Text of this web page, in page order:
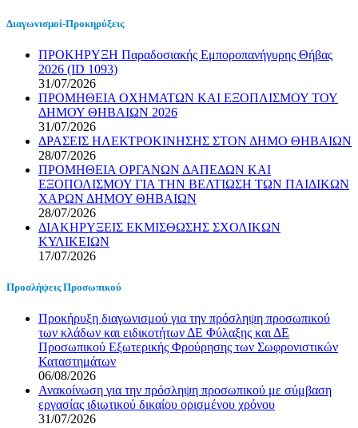
Διαγωνισμοί-Προκηρύξεις
ΠΡΟΚΗΡΥΞΗ Παραδοσιακής Εμποροπανήγυρης Θήβας
2026 (ID 1093)
31/07/2026
ΠΡΟΜΗΘΕΙΑ ΟΧΗΜΑΤΩΝ ΚΑΙ ΕΞΟΠΛΙΣΜΟΥ ΤΟΥ
ΔΗΜΟΥ ΘΗΒΑΙΩΝ 2026
31/07/2026
ΔΡΑΣΕΙΣ ΗΛΕΚΤΡΟΚΙΝΗΣΗΣ ΣΤΟΝ ΔΗΜΟ ΘΗΒΑΙΩΝ
28/07/2026
ΠΡΟΜΗΘΕΙΑ ΟΡΓΑΝΩΝ ΔΑΠΕΔΩΝ ΚΑΙ
ΕΞΟΠΟΛΙΣΜΟΥ ΓΙΑ ΤΗΝ ΒΕΛΤΙΩΣΗ ΤΩΝ ΠΑΙΔΙΚΩΝ
ΧΑΡΩΝ ΔΗΜΟΥ ΘΗΒΑΙΩΝ
28/07/2026
ΔΙΑΚΗΡΥΞΕΙΣ ΕΚΜΙΣΘΩΣΗΣ ΣΧΟΛΙΚΩΝ
ΚΥΛΙΚΕΙΩΝ
17/07/2026
Προσλήψεις Προσωπικού
Προκήρυξη διαγωνισμού για την πρόσληψη προσωπικού
των κλάδων και ειδικοτήτων ΔΕ Φύλαξης και ΔΕ
Προσωπικού Εξωτερικής Φρούρησης των Σωφρονιστικών
Καταστημάτων
06/08/2026
Ανακοίνωση για την πρόσληψη προσωπικού με σύμβαση
εργασίας ιδιωτικού δικαίου ορισμένου χρόνου
31/07/2026